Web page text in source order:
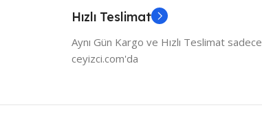
Hızlı Teslimat
Aynı Gün Kargo ve Hızlı Teslimat sadece
ceyizci.com'da